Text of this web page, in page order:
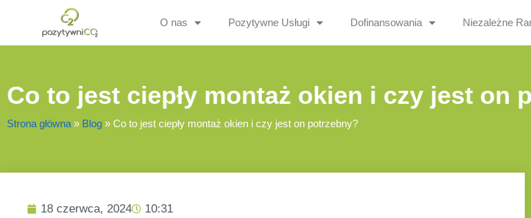
O nas Pozytywne Usługi Dofinansowania Niezależne
Co to jest ciepły montaż okien i czy jest on
Strona główna » Blog » Co to jest ciepły montaż okien i czy jest on potrzebny?
18 czerwca, 2024 10:31